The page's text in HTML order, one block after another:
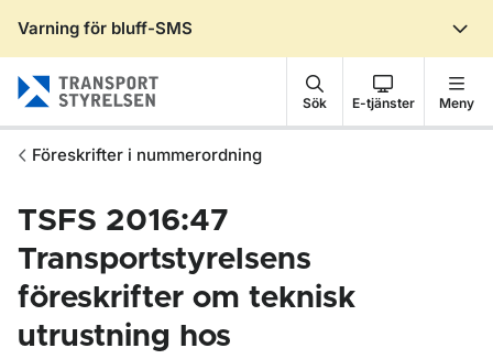
Varning för bluff-SMS
Sök E-tjänster Meny
Föreskrifter i nummerordning
TSFS 2016:47
Transportstyrelsens
föreskrifter om teknisk
utrustning hos